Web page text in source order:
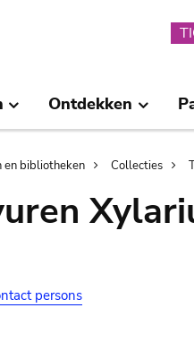
Ontdekken
en bibliotheken Collecties
persons